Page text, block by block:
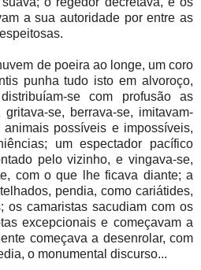
a sua autoridade por entre as
de poeira ao longe, um coro
punha tudo isto em alvoroço,
se com profusão as
se, berrava-se, imitavam-
possíveis e impossíveis,
um espectador pacífico
pelo vizinho, e vingava-se,
com o que lhe ficava diante; a
pendia, como cariátides,
os camaristas sacudiam com os
excepcionais e começavam a
começava a desenrolar, com
o monumental discurso...